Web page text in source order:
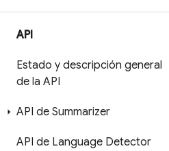
API
Estado y descripción general
de la API
API de Summarizer
API de Language Detector